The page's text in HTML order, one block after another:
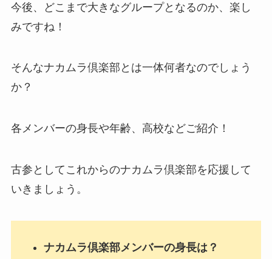
今後、どこまで大きなグループとなるのか、楽し
みですね！
そんなナカムラ倶楽部とは一体何者なのでしょう
か？
各メンバーの身長や年齢、高校などご紹介！
古参としてこれからのナカムラ倶楽部を応援して
いきましょう。
ナカムラ倶楽部メンバーの身長は？